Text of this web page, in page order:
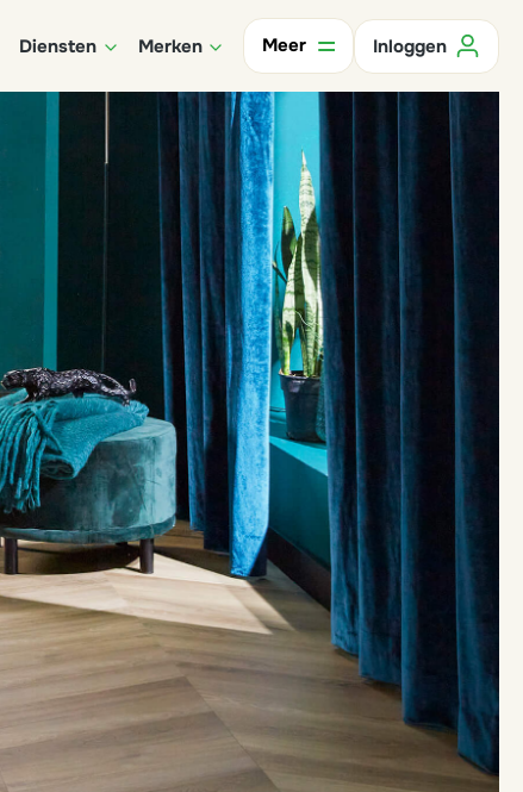
Diensten Merken Meer Inloggen